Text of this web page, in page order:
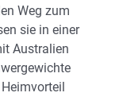
Weg zum
sie in einer
Australien